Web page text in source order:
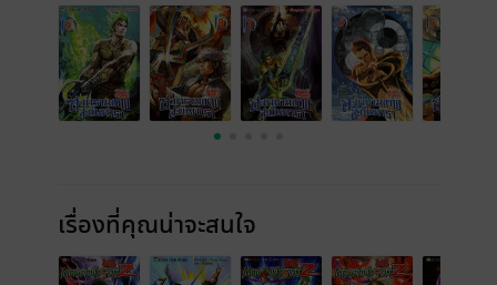
เรื่องที่คุณน่าจะสนใจ